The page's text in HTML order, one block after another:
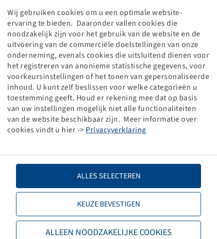
Wij gebruiken cookies om u een optimale website-
ervaring te bieden. Daaronder vallen cookies die
noodzakelijk zijn voor het gebruik van de website en de
uitvoering van de commerciële doelstellingen van onze
onderneming, evenals cookies die uitsluitend dienen voor
het registreren van anonieme statistische gegevens, voor
voorkeursinstellingen of het tonen van gepersonaliseerde
inhoud. U kunt zelf beslissen voor welke categorieën u
toestemming geeft. Houd er rekening mee dat op basis
van uw instellingen mogelijk niet alle functionaliteiten
van de website beschikbaar zijn. Meer informatie over
cookies vindt u hier -> Privacyverklaring
ALLES SELECTEREN
KEUZE BEVESTIGEN
ALLEEN NOODZAKELIJKE COOKIES
Les prix et les stocks sont visibles
après laConnexion.
13 x 5.00 - 6
LG 306
52 A3 / 48 A6, 4 PR
Les prix et les stocks sont visibles
après laConnexion.